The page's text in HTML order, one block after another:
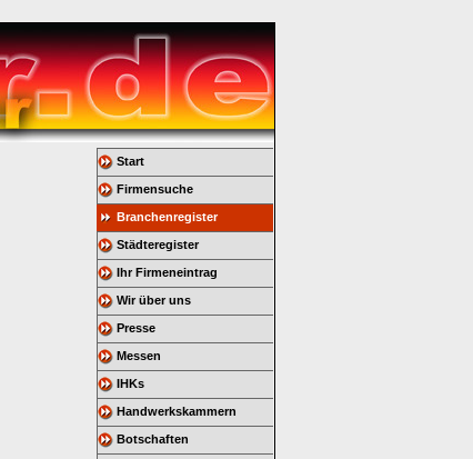
Start
Firmensuche
Branchenregister
Städteregister
Ihr Firmeneintrag
Wir über uns
Presse
Messen
IHKs
Handwerkskammern
Botschaften